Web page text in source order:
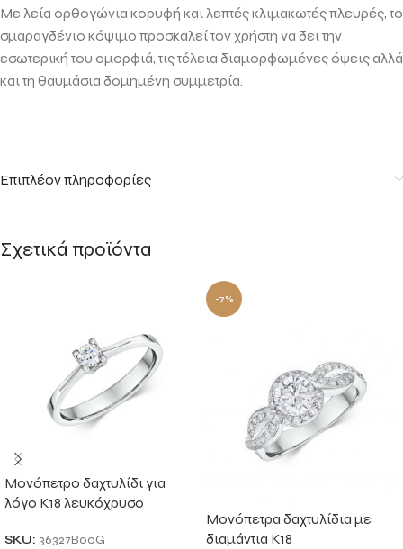
Με λεία ορθογώνια κορυφή και λεπτές κλιμακωτές πλευρές, το
σμαραγδένιο κόψιμο προσκαλεί τον χρήστη να δει την
εσωτερική του ομορφιά, τις τέλεια διαμορφωμένες όψεις αλλά
και τη θαυμάσια δομημένη συμμετρία.
Επιπλέον πληροφορίες
Σχετικά προϊόντα
Μονόπετρο δαχτυλίδι για
λόγο Κ18 λευκόχρυσο
SKU: 36327B00G
-7%
Μονόπετρα δαχτυλίδια με
διαμάντια Κ18